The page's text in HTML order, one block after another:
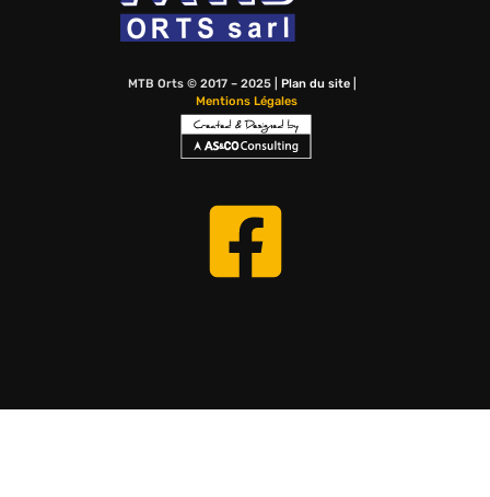
MTB Orts © 2017 – 2025 | Plan du site|
Mentions Légales